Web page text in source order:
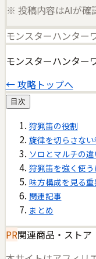
※ 投稿内容はAIが確
モンスターハンター
モンスターハンター
← 攻略トップへ
目次
狩猟笛の役割
旋律を切らさな
ソロとマルチの違
狩猟笛を強く使
味方構成を見る重
関連記事
まとめ
PR関連商品・ストア